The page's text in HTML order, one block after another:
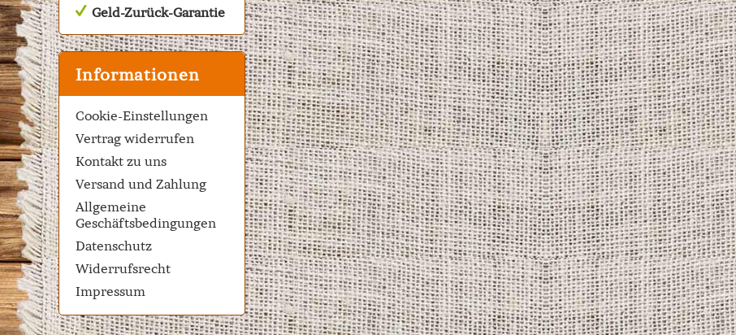
Geld-Zurück-Garantie
Informationen
Cookie-Einstellungen
Vertrag widerrufen
Kontakt zu uns
Versand und Zahlung
Allgemeine
Geschäftsbedingungen
Datenschutz
Widerrufsrecht
Impressum